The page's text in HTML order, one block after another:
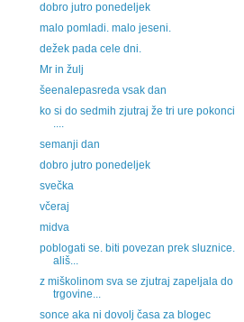
dobro jutro ponedeljek
malo pomladi. malo jeseni.
dežek pada cele dni.
Mr in žulj
šeenalepasreda vsak dan
ko si do sedmih zjutraj že tri ure pokonci
....
semanji dan
dobro jutro ponedeljek
svečka
včeraj
midva
poblogati se. biti povezan prek sluznice.
ališ...
z miškolinom sva se zjutraj zapeljala do
trgovine...
sonce aka ni dovolj časa za blogec